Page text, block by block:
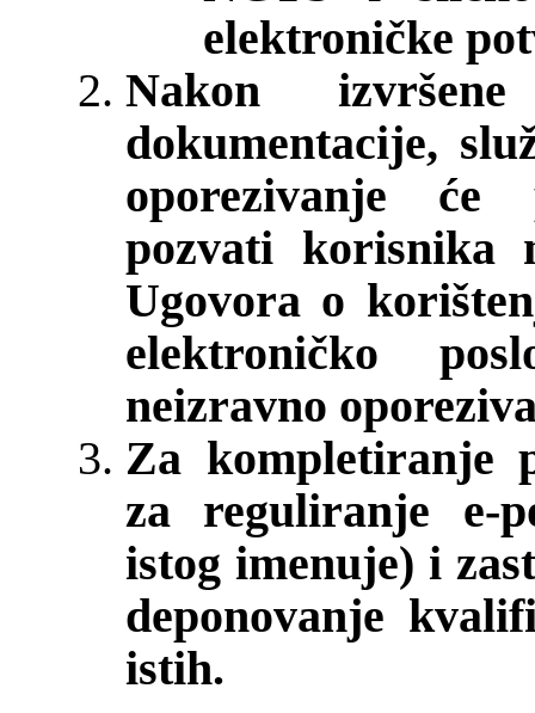
elektroničke
Nakon
dokumentacije,
oporezivanje će
pozvati korisnika
Ugovora o
elektroničko
neizravno
Za kompletiranje
za reguliranje e-
istog imenuje) i
deponovanje
istih.